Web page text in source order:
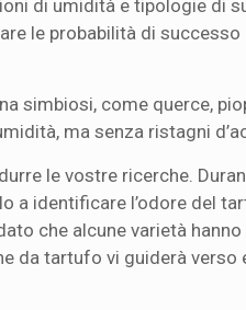
di umidità e tipologie di
le probabilità di
simbiosi, come querce,
ma senza ristagni
le vostre ricerche.
a identificare l’odore del
che alcune varietà
da tartufo vi guiderà verso